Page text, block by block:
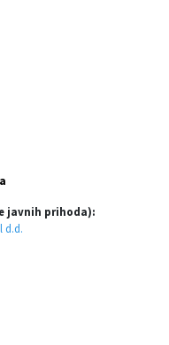
javnih prihoda):
d.d.